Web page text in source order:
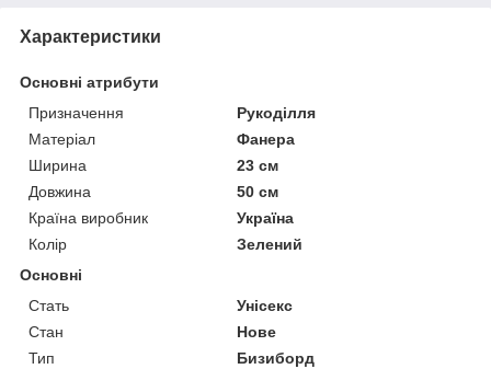
Характеристики
Основні атрибути
Призначення
Рукоділля
Матеріал
Фанера
Ширина
23 см
Довжина
50 см
Країна виробник
Україна
Колір
Зелений
Основні
Стать
Унісекс
Стан
Нове
Тип
Бизиборд